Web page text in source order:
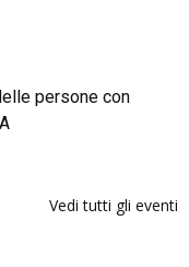
persone con
Vedi tutti gli eventi